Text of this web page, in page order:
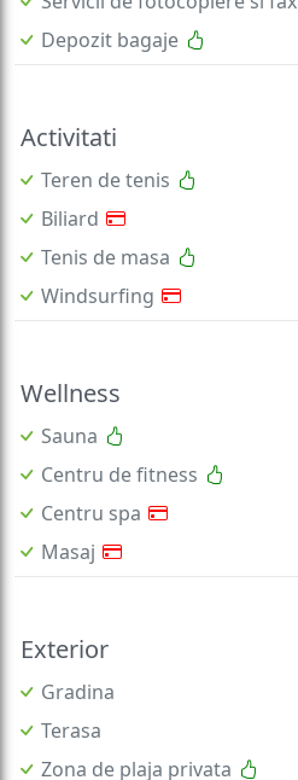
Depozit bagaje
Activitati
Teren de tenis
Biliard
Tenis de masa
Windsurfing
Wellness
Sauna
Centru de fitness
Centru spa
Masaj
Exterior
Gradina
Terasa
Zona de plaja privata